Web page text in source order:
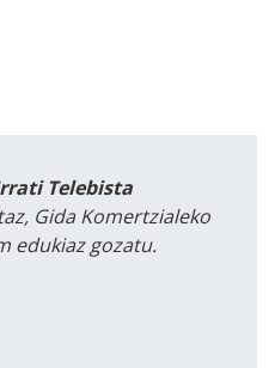
Telebista
Gida Komertzialeko
edukiaz gozatu.